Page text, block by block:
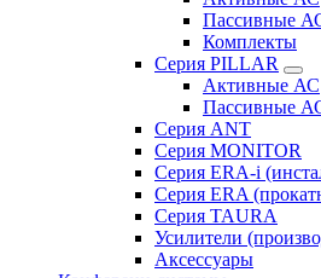
Пассивные
Комплекты
Серия PILLAR
Активные АС
Пассивные
Серия ANT
Серия MONITOR
Серия ERA-i
Серия ERA
Серия TAURA
Усилители
Аксессуары